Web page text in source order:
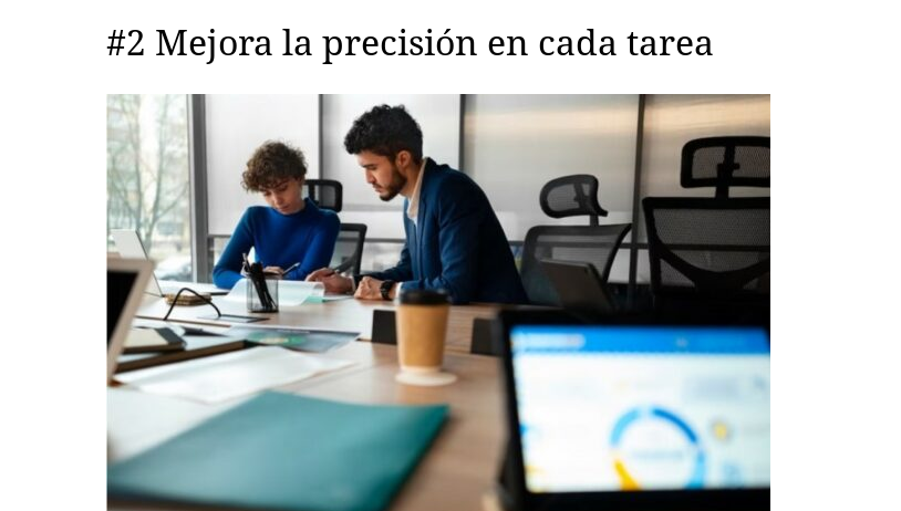
#2 Mejora la precisión en cada tarea